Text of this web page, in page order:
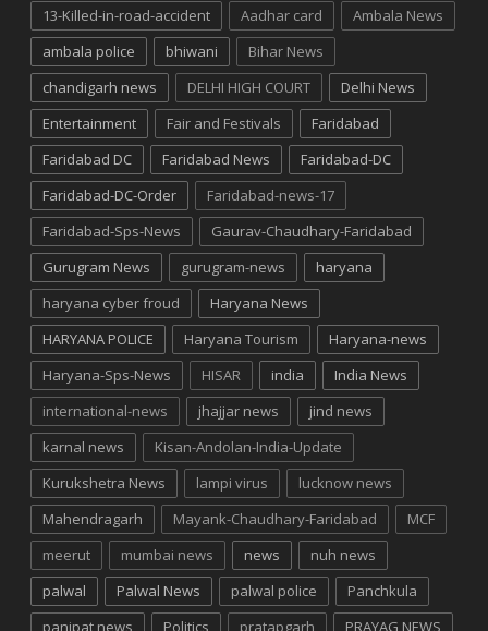
13-Killed-in-road-accident Aadhar card
Ambala News
ambala police
bhiwani
Bihar News
chandigarh news
DELHI HIGH COURT
Delhi News
Entertainment
Fair and Festivals
Faridabad
Faridabad DC
Faridabad News
Faridabad-DC
Faridabad-DC-Order
Faridabad-news-17
Faridabad-Sps-News
Gaurav-Chaudhary-Faridabad
Gurugram News
gurugram-news
haryana
haryana cyber froud
Haryana News
HARYANA POLICE
Haryana Tourism
Haryana-news
Haryana-Sps-News
HISAR india
India News
international-news
jhajjar news
jind news
karnal news
Kisan-Andolan-India-Update
Kurukshetra News
lampi virus
lucknow news
Mahendragarh
Mayank-Chaudhary-Faridabad
MCF
meerut
mumbai news news
nuh news
palwal
Palwal News palwal police
Panchkula
panipat news
Politics pratapgarh PRAYAG NEWS